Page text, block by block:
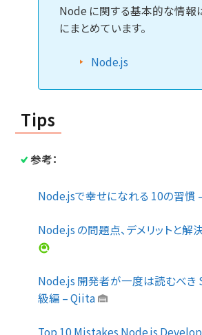
Node に関する基本的な情報
にまとめています。
Node.js
Tips
参考：
Node.jsで幸せになれる 10の習慣
Node.js の問題点、デメリットと
Node.js 開発者が一度は読むべき
級編 – Qiita
Top 10 Mistakes Node.js